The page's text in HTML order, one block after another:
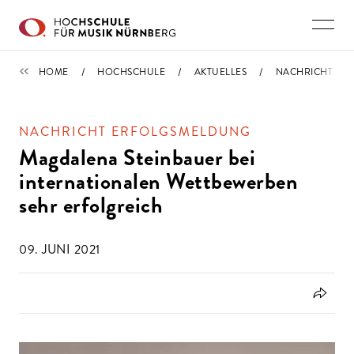
IMPORTIERT
HOME HOCHSCHULE AKTUELLES NACHRICHT
NACHRICHT ERFOLGSMELDUNG
Magdalena Steinbauer bei
internationalen Wettbewerben
sehr erfolgreich
09. JUNI 2021